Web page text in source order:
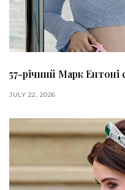
57-річний Марк
JULY 22, 2026